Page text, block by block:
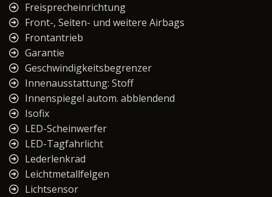
Freisprecheinrichtung
Front-, Seiten- und weitere Airbags
Frontantrieb
Garantie
Geschwindigkeitsbegrenzer
Innenausstattung: Stoff
Innenspiegel autom. abblendend
Isofix
LED-Scheinwerfer
LED-Tagfahrlicht
Lederlenkrad
Leichtmetallfelgen
Lichtsensor